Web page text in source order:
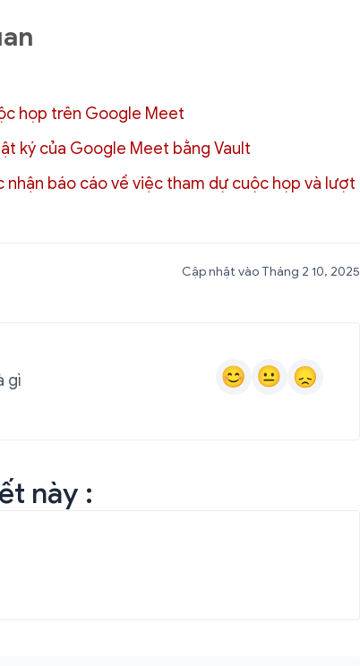
họp trên Google Meet
ký của Google Meet bằng Vault
báo cáo về việc tham dự cuộc họp và lượt
Cập nhật vào Tháng 2 10, 2025
gì
này :